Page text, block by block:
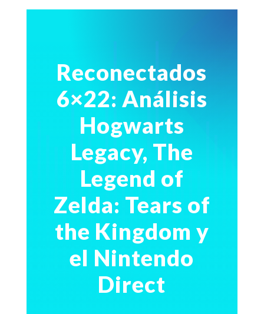
Reconectados
6×22: Análisis
Hogwarts
Legacy, The
Legend of
Zelda: Tears of
the Kingdom y
el Nintendo
Direct